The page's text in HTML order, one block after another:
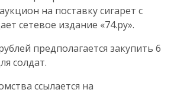
на поставку сигарет с
сетевое издание «74.ру».
предполагается закупить 6
солдат.
ссылается на